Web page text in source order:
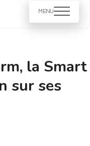
la Smart
sur ses